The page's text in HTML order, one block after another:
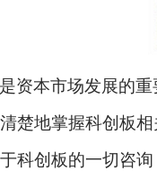
资本市场发展的
楚地掌握科创板
科创板的一切咨